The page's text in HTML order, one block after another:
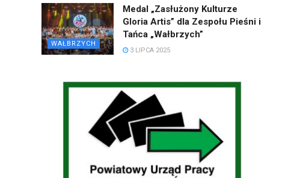
WAŁBRZYCH
Medal „Zasłużony Kulturze
Gloria Artis” dla Zespołu Pieśni i
Tańca „Wałbrzych”
3 LIPCA 2025